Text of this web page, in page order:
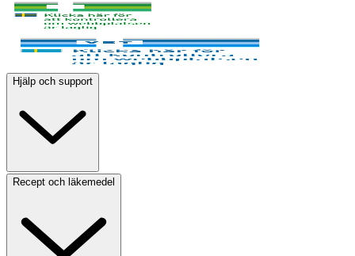
Hjälp och support
Recept och läkemedel